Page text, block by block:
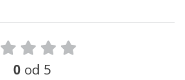
0 od 5